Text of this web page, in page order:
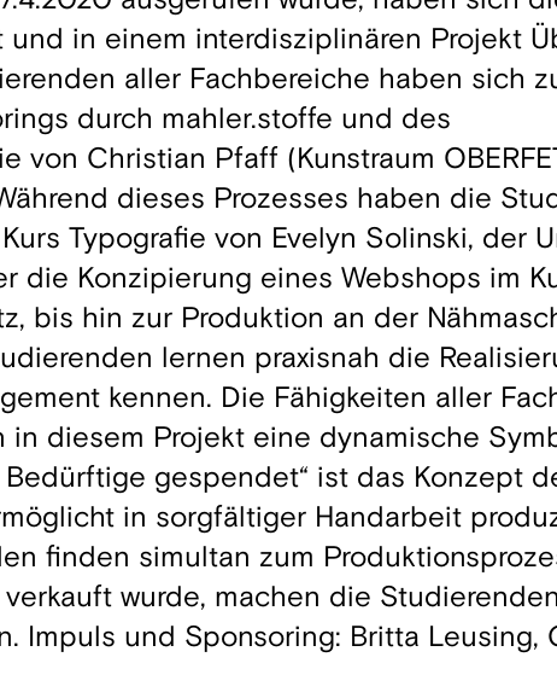
in einem interdisziplinären Projekt
aller Fachbereiche haben sich
durch mahler.stoffe und des
von Christian Pfaff (Kunstraum
dieses Prozesses haben die
Typografie von Evelyn Solinski, der
die Konzipierung eines Webshops im
bis hin zur Produktion an der
lernen praxisnah die
kennen. Die Fähigkeiten aller
diesem Projekt eine dynamische
Bedürftige gespendet“ ist das Konzept
in sorgfältiger Handarbeit
finden simultan zum
wurde, machen die
Impuls und Sponsoring: Britta Leusing,